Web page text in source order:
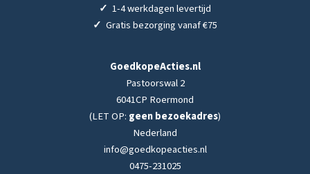
✓ 1-4 werkdagen levertijd
✓ Gratis bezorging vanaf €75
GoedkopeActies.nl
Pastoorswal 2
6041CP Roermond
(LET OP: geen bezoekadres)
Nederland
info@goedkopeacties.nl
0475-231025